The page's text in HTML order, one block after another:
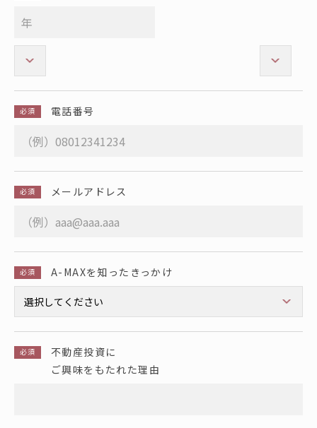
必須 電話番号
必須 メールアドレス
必須 A-MAXを知ったきっかけ
必須
不動産投資に
ご興味をもたれた理由